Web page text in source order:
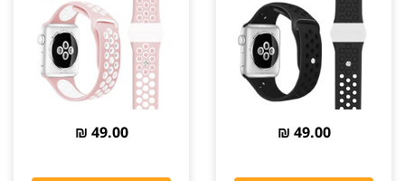
49.00 ₪
49.00 ₪